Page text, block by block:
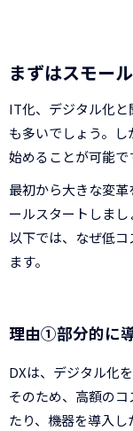
まずはスモー
IT化、デジタル化
も多いでしょう。
始めることが可能で
最初から大きな変
ールスタートしまし
以下では、なぜ低
ます。
理由①部分的に
DXは、デジタル化
そのため、高額の
たり、機器を導入し